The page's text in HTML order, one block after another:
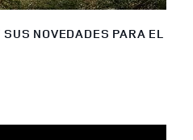
NOVEDADES PARA EL